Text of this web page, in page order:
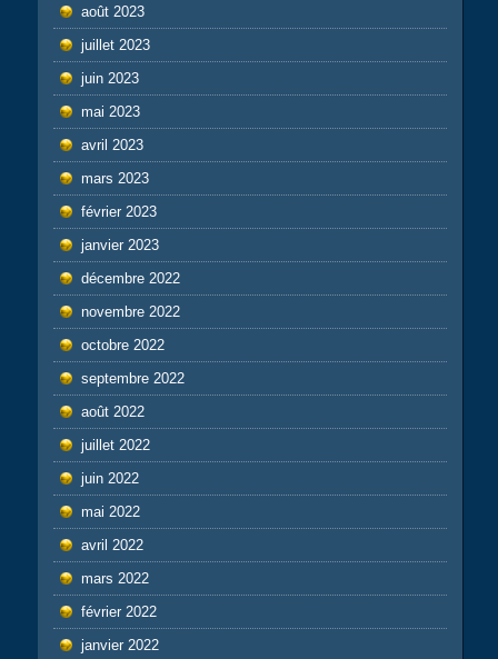
août 2023
juillet 2023
juin 2023
mai 2023
avril 2023
mars 2023
février 2023
janvier 2023
décembre 2022
novembre 2022
octobre 2022
septembre 2022
août 2022
juillet 2022
juin 2022
mai 2022
avril 2022
mars 2022
février 2022
janvier 2022